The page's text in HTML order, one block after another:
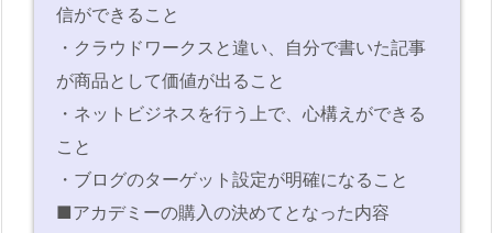
信ができること
・クラウドワークスと違い、自分で書いた記事
が商品として価値が出ること
・ネットビジネスを行う上で、心構えができる
こと
・ブログのターゲット設定が明確になること
■アカデミーの購入の決めてとなった内容